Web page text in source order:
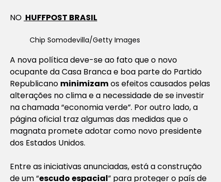
NO HUFFPOST BRASIL
Chip Somodevilla/Getty Images
A nova política deve-se ao fato que o novo
ocupante da Casa Branca e boa parte do Partido
Republicano minimizamos efeitos causados pelas
alterações no clima e a necessidade de se investir
na chamada “economia verde”. Por outro lado, a
página oficial traz algumas das medidas que o
magnata promete adotar como novo presidente
dos Estados Unidos.
Entre as iniciativas anunciadas, está a construção
de um “escudo espacial” para proteger o país de